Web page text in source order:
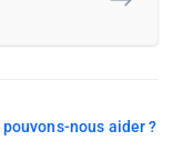
nous aider ?